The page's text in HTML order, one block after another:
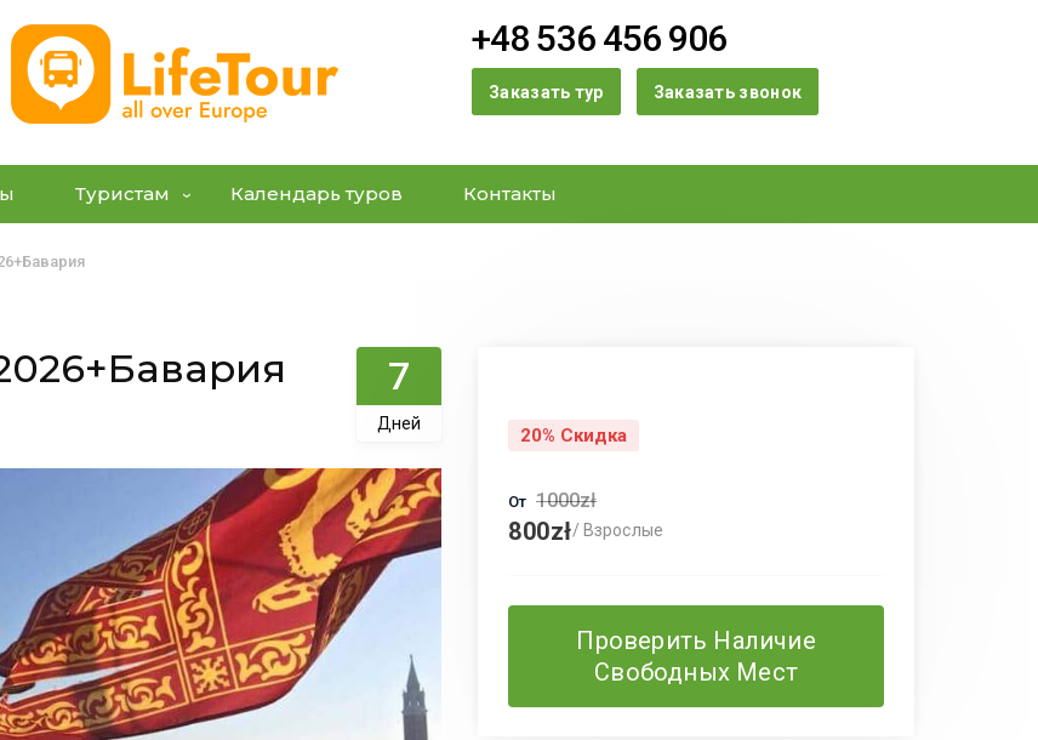
+48 536 456 906
Заказать тур Заказать звонок
Туристам Календарь туров Контакты
7
Дней
20% Скидка
От 1000zł
800zł/ Взрослые
Проверить Наличие
Свободных Мест